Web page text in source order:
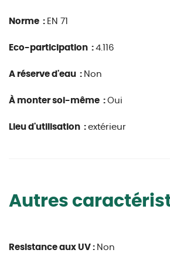
Norme : EN 71
Eco-participation : 4.116
A réserve d'eau : Non
À monter soi-même : Oui
Lieu d'utilisation : extérieur
Autres
Resistance aux UV : Non